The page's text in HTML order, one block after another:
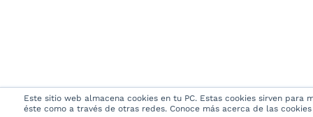
Este sitio web almacena cookies en tu PC. Estas cookies sirven
éste como a través de otras redes. Conoce más acerca de las